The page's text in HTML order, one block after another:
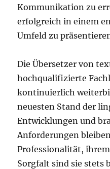
Kommunikation zu
erfolgreich in einem
Umfeld zu
Die Übersetzer von
hochqualifizierte
kontinuierlich
neuesten Stand der
Entwicklungen und
Anforderungen
Professionalität,
Sorgfalt sind sie stets